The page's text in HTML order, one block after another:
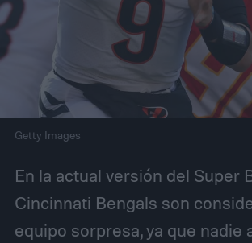
Getty Images
En la actual versión del Super
Cincinnati Bengals son
equipo sorpresa, ya que nadie